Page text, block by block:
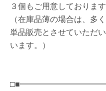
３個もご用意しております
（在庫品薄の場合は、多
単品販売とさせていただ
います。）